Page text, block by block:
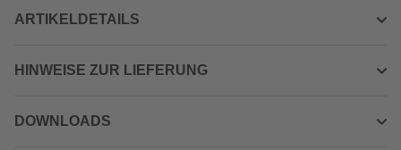
ARTIKELDETAILS
HINWEISE ZUR LIEFERUNG
DOWNLOADS